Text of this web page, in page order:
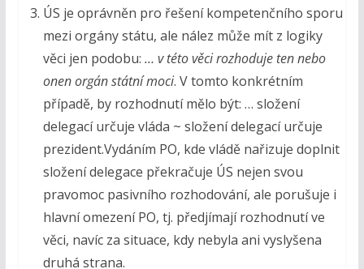
ÚS je oprávněn pro řešení kompetenčního sporu
mezi orgány státu, ale nález může mít z logiky
věci jen podobu: … v této věci rozhoduje tennebo
onenorgán státní moci. V tomto konkrétním
případě, by rozhodnutí mělo být: … složení
delegací určuje vláda ~ složení delegací určuje
prezident.Vydáním PO, kde vládě nařizuje doplnit
složení delegace překračuje ÚS nejen svou
pravomoc pasivního rozhodování, ale porušuje i
hlavní omezení PO, tj. předjímají rozhodnutí ve
věci, navíc za situace, kdy nebyla ani vyslyšena
druhá strana.